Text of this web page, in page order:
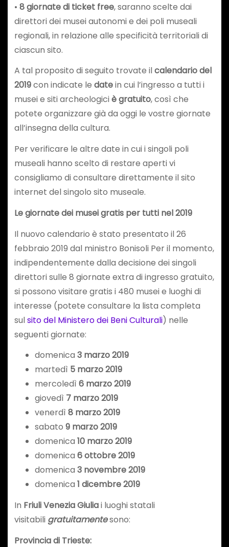
• 8 giornate di ticket free, saranno scelte dai
direttori dei musei autonomi e dei poli museali
regionali, in relazione alle specificità territoriali di
ciascun sito.
A tal proposito di seguito trovate ilcalendario del
2019con indicate le datein cui l’ingresso a tutti i
musei e siti archeologiciè gratuito, così che
potete organizzare già da oggi le vostre giornate
all’insegna della cultura.
Per verificare le altre date in cui i singoli poli
museali hanno scelto di restare aperti vi
consigliamo di consultare direttamente il sito
internet del singolo sito museale.
Le giornate dei musei gratis per tutti nel 2019
Il nuovo calendario è stato presentato il 26
febbraio 2019 dal ministro Bonisoli Per il momento,
indipendentemente dalla decisione dei singoli
direttori sulle 8 giornate extra di ingresso gratuito,
si possono visitare gratis i 480 musei e luoghi di
interesse (potete consultare la lista completa
sulsito del Ministero dei Beni Culturali) nelle
seguenti giornate:
domenica 3 marzo 2019
martedì 5 marzo 2019
mercoledì 6 marzo 2019
giovedì 7 marzo 2019
venerdì 8 marzo 2019
sabato 9 marzo 2019
domenica 10 marzo 2019
domenica 6 ottobre 2019
domenica 3 novembre 2019
domenica 1 dicembre 2019
In Friuli Venezia Giuliai luoghi statali
visitabili gratuitamentesono:
Provincia di Trieste: